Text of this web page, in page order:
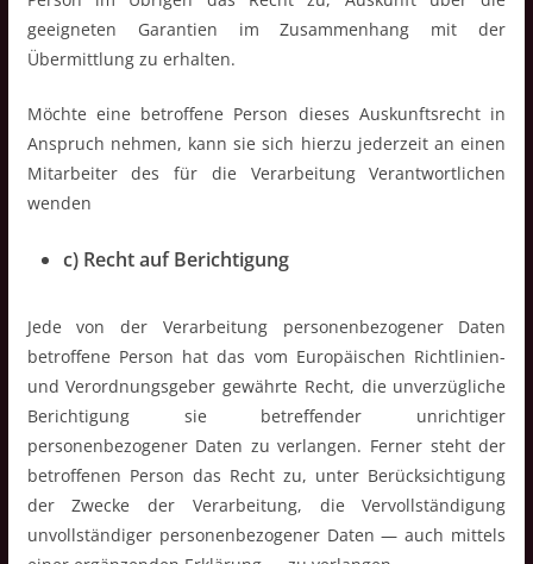
geeigneten Garantien im Zusammenhang mit der
Übermittlung zu erhalten.
Möchte eine betroffene Person dieses Auskunftsrecht in
Anspruch nehmen, kann sie sich hierzu jederzeit an einen
Mitarbeiter des für die Verarbeitung Verantwortlichen
wenden
c) Recht auf Berichtigung
Jede von der Verarbeitung personenbezogener Daten
betroffene Person hat das vom Europäischen Richtlinien-
und Verordnungsgeber gewährte Recht, die unverzügliche
Berichtigung sie betreffender unrichtiger
personenbezogener Daten zu verlangen. Ferner steht der
betroffenen Person das Recht zu, unter Berücksichtigung
der Zwecke der Verarbeitung, die Vervollständigung
unvollständiger personenbezogener Daten — auch mittels